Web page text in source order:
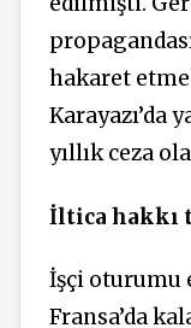
hakaret
Karayazı’da
yıllık ceza
İltica hakkı
İşçi oturumu
Fransa’da